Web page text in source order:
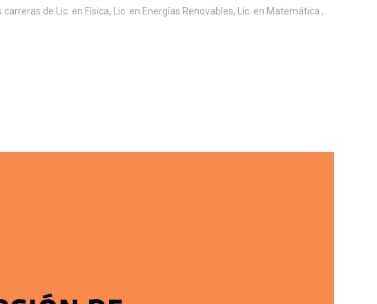
de Lic. en Física, Lic. en Energías Renovables, Lic. en Matemática ,